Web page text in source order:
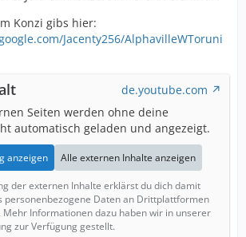
Konzi gibs hier:
Jacenty256/AlphavilleWToruni
de.youtube.com
Seiten werden ohne deine
automatisch geladen und angezeigt.
anzeigen Alle externen Inhalte anzeigen
der externen Inhalte erklärst du dich damit
personenbezogene Daten an Drittplattformen
Informationen dazu haben wir in unserer
zur Verfügung gestellt.